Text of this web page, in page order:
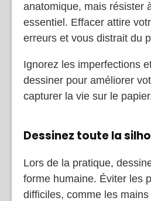
anatomique, mais résister
essentiel. Effacer attire
erreurs et vous distrait du
Ignorez les imperfections
dessiner pour améliorer
capturer la vie sur le
Dessinez toute la
Lors de la pratique,
forme humaine. Éviter les
difficiles, comme les